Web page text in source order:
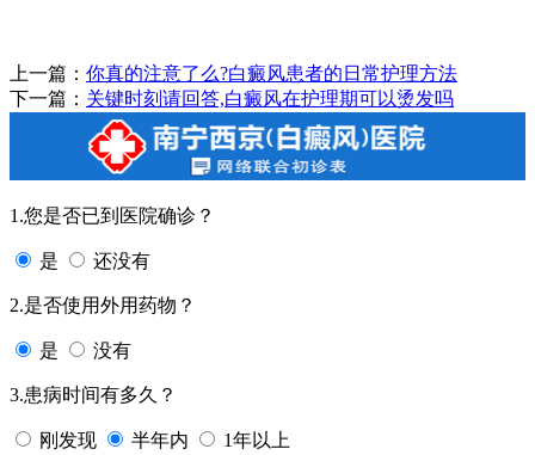
上一篇： 你真的注意了么?白癜风患者的日常护理方法
下一篇： 关键时刻请回答,白癜风在护理期可以烫发吗
1.您是否已到医院确诊？
是 还没有
2.是否使用外用药物？
是 没有
3.患病时间有多久？
刚发现 半年内 1年以上